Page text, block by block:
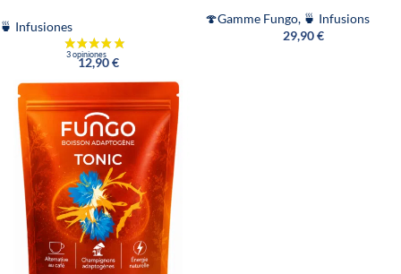
🍵 Infusiones
12,90€
🍄Gamme Fungo, 🍵 Infusions
29,90€